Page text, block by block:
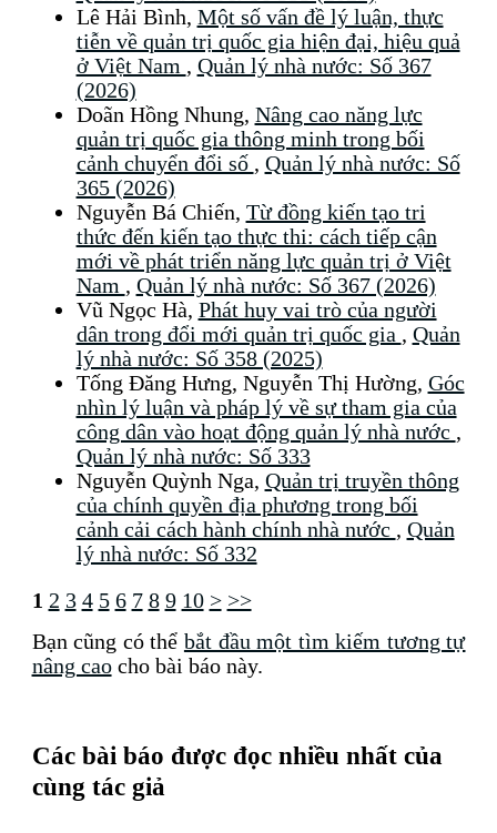
Lê Hải Bình, Một số vấn đề lý luận, thực
tiễn về quản trị quốc gia hiện đại, hiệu quả
ở Việt Nam , Quản lý nhà nước: Số 367
(2026)
Doãn Hồng Nhung, Nâng cao năng lực
quản trị quốc gia thông minh trong bối
cảnh chuyển đổi số , Quản lý nhà nước: Số
365 (2026)
Nguyễn Bá Chiến, Từ đồng kiến tạo tri
thức đến kiến tạo thực thi: cách tiếp cận
mới về phát triển năng lực quản trị ở Việt
Nam , Quản lý nhà nước: Số 367 (2026)
Vũ Ngọc Hà, Phát huy vai trò của người
dân trong đổi mới quản trị quốc gia , Quản
lý nhà nước: Số 358 (2025)
Tống Đăng Hưng, Nguyễn Thị Hường, Góc
nhìn lý luận và pháp lý về sự tham gia của
công dân vào hoạt động quản lý nhà nước ,
Quản lý nhà nước: Số 333
Nguyễn Quỳnh Nga, Quản trị truyền thông
của chính quyền địa phương trong bối
cảnh cải cách hành chính nhà nước , Quản
lý nhà nước: Số 332
1 2 3 4 5 6 7 8 9 10 > >>
Bạn cũng có thể bắt đầu một tìm kiếm tương tự
nâng caocho bài báo này.
Các bài báo được đọc nhiều nhất của
cùng tác giả